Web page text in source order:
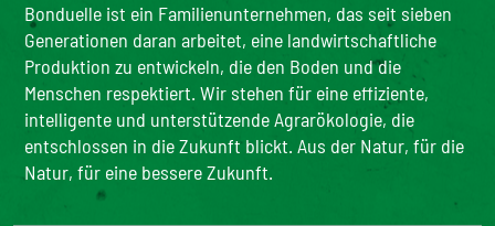
Bonduelle ist ein Familienunternehmen, das seit sieben
Generationen daran arbeitet, eine landwirtschaftliche
Produktion zu entwickeln, die den Boden und die
Menschen respektiert. Wir stehen für eine effiziente,
intelligente und unterstützende Agrarökologie, die
entschlossen in die Zukunft blickt. Aus der Natur, für die
Natur, für eine bessere Zukunft.